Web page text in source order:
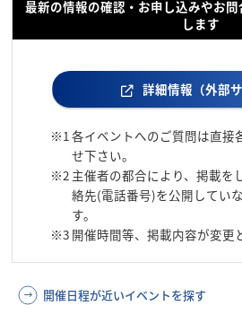
最新の情報の確認・お申し込みやお
します
詳細情報（外部サ
※1 各イベントへのご質問は直接
せ下さい。
※2 主催者の都合により、掲載を
絡先(電話番号)を公開してい
す。
※3 開催時間等、掲載内容が変更
開催日程が近いイベントを探す